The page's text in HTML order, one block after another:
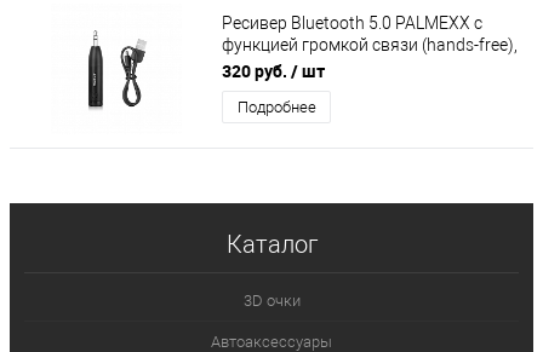
Ресивер Bluetooth 5.0 PALMEXX с
функцией громкой связи (hands-free),
A2DP, аккумулятор
320 руб. / шт
Подробнее
Каталог
3D очки
Автоаксессуары